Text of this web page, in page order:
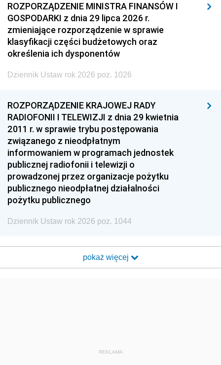
ROZPORZĄDZENIE MINISTRA FINANSÓW I
GOSPODARKI z dnia 29 lipca 2026 r.
zmieniające rozporządzenie w sprawie
klasyfikacji części budżetowych oraz
określenia ich dysponentów
Dziennik Ustaw rok 2026 poz. 1026
ROZPORZĄDZENIE KRAJOWEJ RADY
RADIOFONII I TELEWIZJI z dnia 29 kwietnia
2011 r. w sprawie trybu postępowania
związanego z nieodpłatnym
informowaniem w programach jednostek
publicznej radiofonii i telewizji o
prowadzonej przez organizacje pożytku
publicznego nieodpłatnej działalności
pożytku publicznego
Dziennik Ustaw rok 2026 poz. 1044
pokaż więcej
REKLAMA